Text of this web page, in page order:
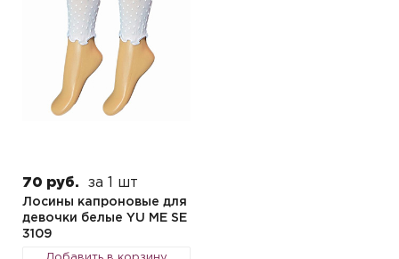
70 руб. за 1 шт
Лосины капроновые для
девочки белые YU ME SE
3109